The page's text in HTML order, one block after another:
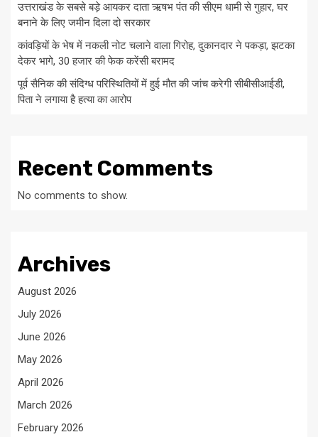
उत्तराखंड के सबसे बड़े आयकर दाता ऋषभ पंत की सीएम धामी से गुहार, घर
बनाने के लिए जमीन दिला दो सरकार
कांवड़ियों के भेष में नकली नोट चलाने वाला गिरोह, दुकानदार ने पकड़ा, झटका
देकर भागे, 30 हजार की फेक करेंसी बरामद
पूर्व सैनिक की संदिग्ध परिस्थितियों में हुई मौत की जांच करेगी सीबीसीआईडी,
पिता ने लगाया है हत्या का आरोप
Recent Comments
No comments to show.
Archives
August 2026
July 2026
June 2026
May 2026
April 2026
March 2026
February 2026